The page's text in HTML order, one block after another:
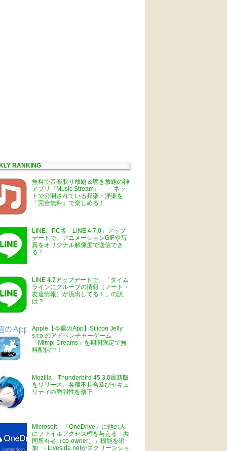
RANKING
無料で音楽取り放題＆聴き放題の神
アプリ『Music Stream』 ― ネッ
トで公開されている邦楽・洋楽を
「完全無料」で楽しめる！
LINE、PC版「LINE 4.7.0」アップ
デートで、アニメーションGIFや写
真をオリジナル解像度で送信でき
る！
LINE 4.7アップデートで、「タイム
ラインにグループの情報（ノート・
友達情報）が流出してる！」の訳
は？
Apple【今週のApp】Silicon Jelly
s.r.o.のアドベンチャーゲーム
「Mimpi Dreams」を期間限定で無
料配信中！
Mozilla、Thunderbird 45.3.0最新版
をリリース。各種不具合及びセキュ
リティの脆弱性を修正
Microsoft、『OneDrive』に他の人
にファイルアクセス権を与える「共
同所有者（co-owner）」機能を追
加 - Liveside.netがスクリーンショ